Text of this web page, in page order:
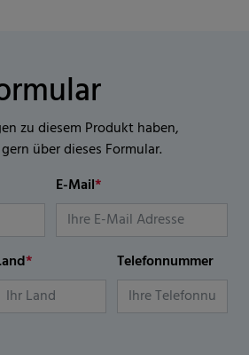
zu diesem Produkt haben,
über dieses Formular.
E-Mail*
* Telefonnummer